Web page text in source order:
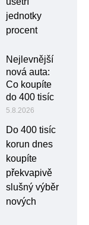
jednotky
procent
Nejlevnější
nová auta:
Co koupíte
do 400 tisíc
5.8.2026
Do 400 tisíc
korun dnes
koupíte
překvapivě
slušný výběr
nových